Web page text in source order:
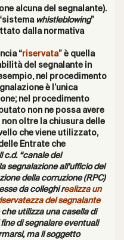
alcuna del segnalante).
whistleblowing”
dalla normativa
“riservata” è quella
del segnalante in
nel procedimento
è l’unica
nel procedimento
non ne possa avere
non oltre la chiusura delle
che viene utilizzato,
Entrate che
c.d. “canale del
segnalazione all’ufficio del
della corruzione (RPC)
da colleghi realizza un
del segnalante
utilizza una casella di
finedi segnalare eventuali
ma il soggetto